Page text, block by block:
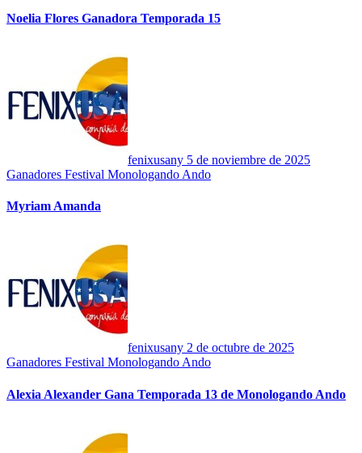
Noelia Flores Ganadora Temporada 15
fenixusany 5 de noviembre de 2025
Ganadores Festival Monologando Ando
Myriam Amanda
fenixusany 2 de octubre de 2025
Ganadores Festival Monologando Ando
Alexia Alexander Gana Temporada 13 de Monologando Ando